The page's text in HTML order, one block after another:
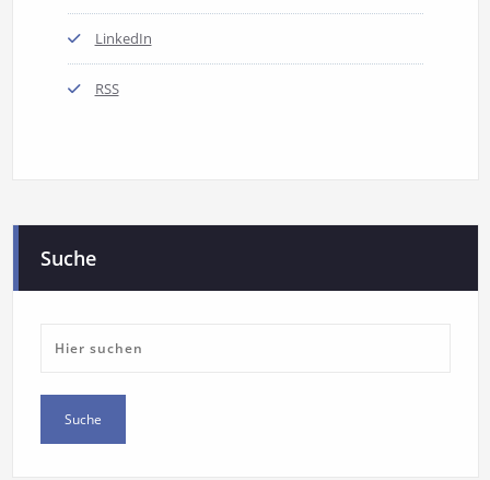
LinkedIn
RSS
Suche